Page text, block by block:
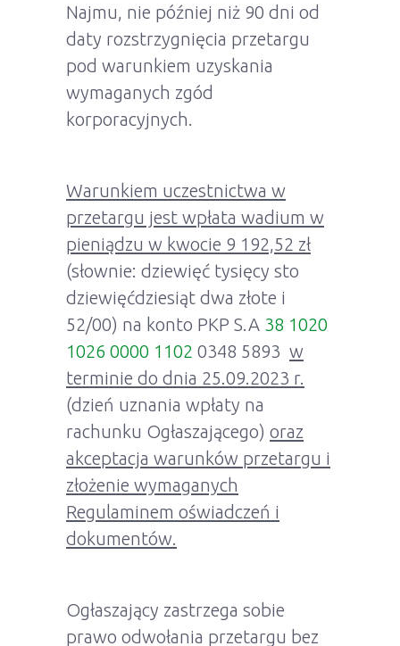
Najmu, nie później niż 90 dni od
daty rozstrzygnięcia przetargu
pod warunkiem uzyskania
wymaganych zgód
korporacyjnych.
Warunkiem uczestnictwa w
przetargu jest wpłata wadium w
pieniądzu w kwocie 9 192,52 zł
(słownie: dziewięć tysięcy sto
dziewięćdziesiąt dwa złote i
52/00) na konto PKP S.A 38 1020
1026 0000 1102 0348 5893 w
terminie do dnia 25.09.2023 r.
(dzień uznania wpłaty na
rachunku Ogłaszającego) oraz
akceptacja warunków przetargu i
złożenie wymaganych
Regulaminem oświadczeń i
dokumentów.
Ogłaszający zastrzega sobie
prawo odwołania przetargu bez